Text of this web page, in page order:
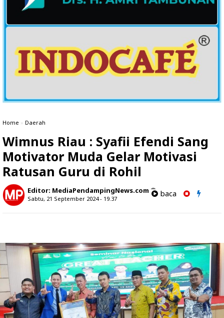
Home » Daerah
Wimnus Riau : Syafii Efendi Sang
Motivator Muda Gelar Motivasi
Ratusan Guru di Rohil
Editor: MediaPendampingNews.com
Sabtu, 21 September 2024 - 19.37
baca